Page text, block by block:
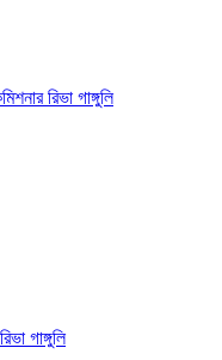
রিভা গাঙ্গুলি
গাঙ্গুলি